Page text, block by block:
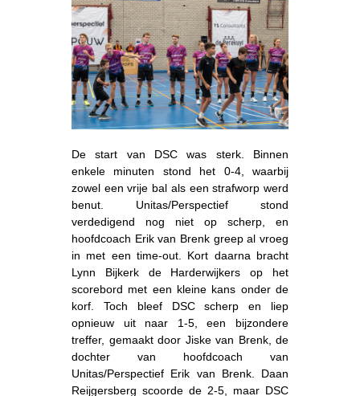
De start van DSC was sterk. Binnen
enkele minuten stond het 0-4, waarbij
zowel een vrije bal als een strafworp werd
benut. Unitas/Perspectief stond
verdedigend nog niet op scherp, en
hoofdcoach Erik van Brenk greep al vroeg
in met een time-out. Kort daarna bracht
Lynn Bijkerk de Harderwijkers op het
scorebord met een kleine kans onder de
korf. Toch bleef DSC scherp en liep
opnieuw uit naar 1-5, een bijzondere
treffer, gemaakt door Jiske van Brenk, de
dochter van hoofdcoach van
Unitas/Perspectief Erik van Brenk. Daan
Reijgersberg scoorde de 2-5, maar DSC